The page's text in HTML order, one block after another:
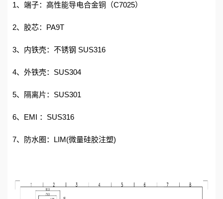
1、端子：高性能导电合金铜（C7025）
2、胶芯：PA9T
3、内铁壳：不锈钢 SUS316
4、外铁壳：SUS304
5、隔离片：SUS301
6、EMI ：SUS316
7、防水圈：LIM(微量硅胶注塑)